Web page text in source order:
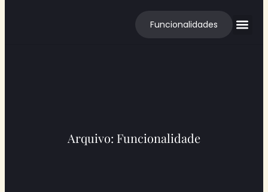
Funcionalidades
Arquivo: Funcionalidade